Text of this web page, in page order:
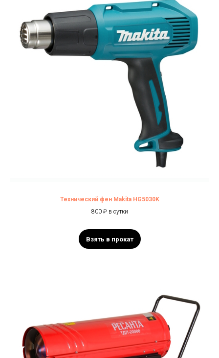
Технический фен Makita HG5030K
800 ₽ в сутки
Взять в прокат